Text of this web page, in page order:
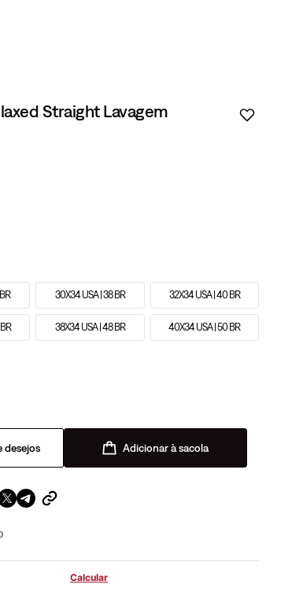
Straight Lavagem
30X34 USA | 38 BR 32X34 USA | 40 BR
38X34 USA | 48 BR 40X34 USA | 50 BR
Adicionar à sacola